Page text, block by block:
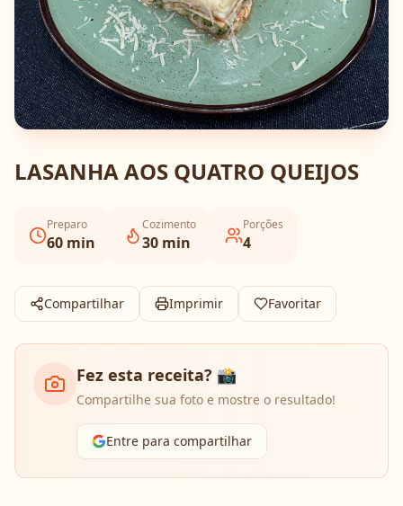
LASANHA AOS QUATRO QUEIJOS
Preparo
60 min
Cozimento
30 min
Porções
4
Compartilhar Imprimir Favoritar
Fez esta receita? 📸
Compartilhe sua foto e mostre o resultado!
Entre para compartilhar